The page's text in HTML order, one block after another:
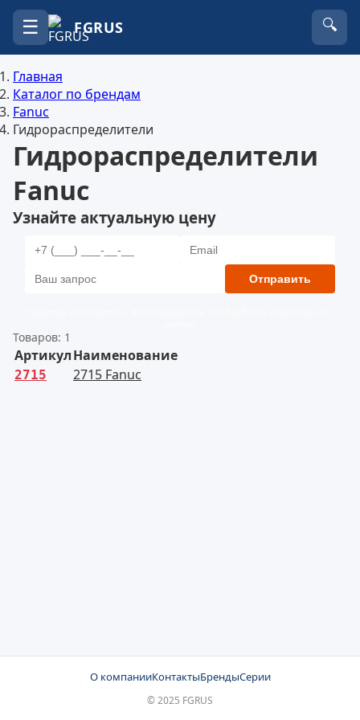
☰ FGRUS 🔍
Главная
Каталог по брендам
Fanuc
Гидрораспределители
Гидрораспределители
Fanuc
Узнайте актуальную цену
Отправить
Товаров: 1
АртикулНаименование
2715 2715 Fanuc
О компанииКонтактыБрендыСерии
© 2025 FGRUS